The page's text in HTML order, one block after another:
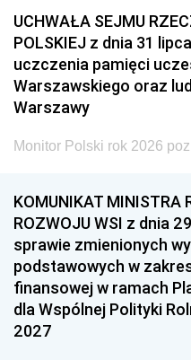
UCHWAŁA SEJMU
POLSKIEJ z dnia 31
uczczenia pamięci
Warszawskiego oraz
Warszawy
Monitor Polski rok 2026
KOMUNIKAT MINISTRA
ROZWOJU WSI z dnia
sprawie zmienionych
podstawowych w
finansowej w ramach
dla Wspólnej Polityki
2027